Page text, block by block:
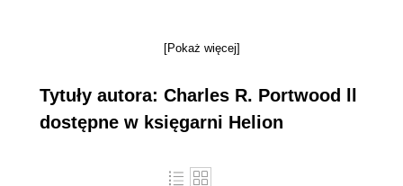
[Pokaż więcej]
Tytuły autora: Charles R. Portwood ll
dostępne w księgarni Helion